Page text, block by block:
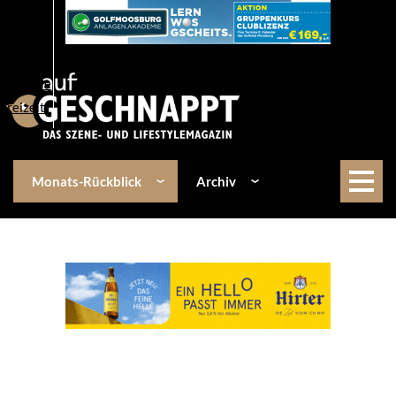
Lifestyle
Freizeit
Monats-Rückblick Archiv